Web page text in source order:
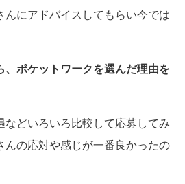
んにアドバイスしてもらい今では
ポケットワークを選んだ理由を
などいろいろ比較して応募してみ
んの応対や感じが一番良かったの